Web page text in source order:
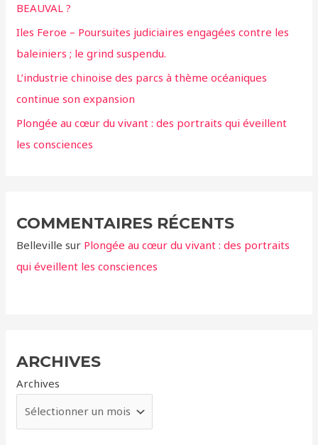
e
r
:
BEAUVAL ?
Iles Feroe – Poursuites judiciaires engagées contre les
baleiniers ; le grind suspendu.
L’industrie chinoise des parcs à thème océaniques
continue son expansion
Plongée au cœur du vivant : des portraits qui éveillent
les consciences
COMMENTAIRES RÉCENTS
Belleville sur Plongée au cœur du vivant : des portraits
qui éveillent les consciences
ARCHIVES
Archives